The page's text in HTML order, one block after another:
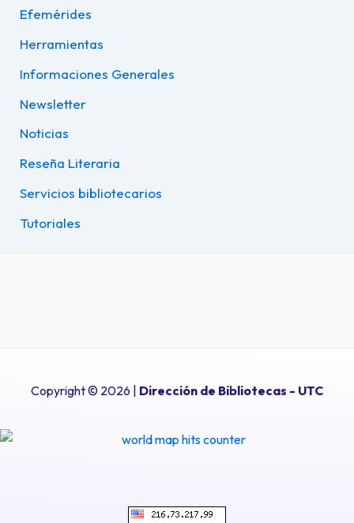
Efemérides
Herramientas
Informaciones Generales
Newsletter
Noticias
Reseña Literaria
Servicios bibliotecarios
Tutoriales
Copyright © 2026 | Dirección de Bibliotecas - UTC